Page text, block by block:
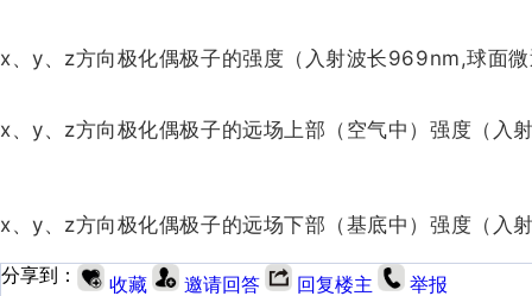
x、y、z方向极化偶极子的强度（入射波长969nm,球面
x、y、z方向极化偶极子的远场上部（空气中）强度（入
x、y、z方向极化偶极子的远场下部（基底中）强度（入
分享到： 收藏 邀请回答 回复楼主 举报